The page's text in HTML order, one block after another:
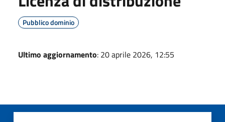
Pubblico dominio
Ultimo aggiornamento: 20 aprile 2026, 12:55